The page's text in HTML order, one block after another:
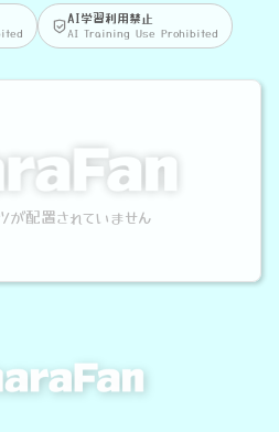
AI学習利用禁止
AI Training Use Prohibited
が配置されていません